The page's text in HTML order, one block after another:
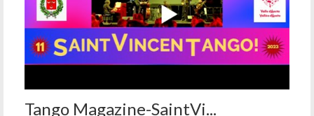
Tango Magazine-SaintVi...